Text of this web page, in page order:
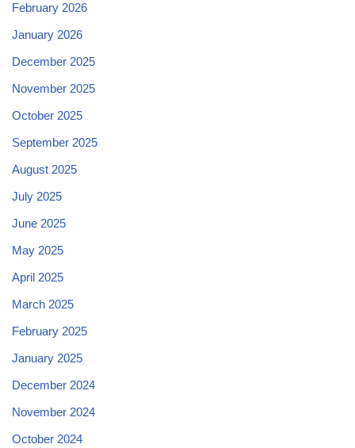
February 2026
January 2026
December 2025
November 2025
October 2025
September 2025
August 2025
July 2025
June 2025
May 2025
April 2025
March 2025
February 2025
January 2025
December 2024
November 2024
October 2024